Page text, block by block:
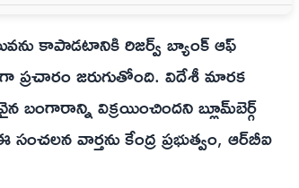
కాపాడటానికి రిజర్వ్ బ్యాంక్ ఆఫ్
ప్రచారం జరుగుతోంది. విదేశీ మారక
బంగారాన్ని విక్రయించిందని బ్లూమ్‌బెర్గ్
వార్తను కేంద్ర ప్రభుత్వం, ఆర్‌బీఐ